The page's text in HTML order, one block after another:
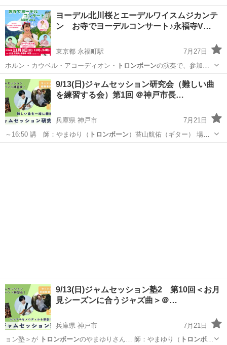
ヨーデル北川桜とエーデルワイスムジカンテ
ン お寺でヨーデルコンサート♪永福寺V…
東京都 永福町駅
7月27日
ホルン・カウベル・アコーディオン・ トロンボーンの演奏で、参加型
のステージが持ち味…
東京 杉並区 永福町駅 コンサート/ショー ヨーデル
9/13(日)ジャムセッション研究会（難しい曲
を練習する会）第1回 ＠神戸市長…
兵庫県 神戸市
7月21日
～16:50 講 師：やまゆり（ トロンボーン）苔山航佑（ギター） 場
所：S…
9/13(日)ジャムセッション塾2 第10回＜お月
見シーズンに合うジャズ曲＞＠…
兵庫県 神戸市
7月21日
ョン塾＞が
トロンボーンのやまゆりさん… 師：やまゆり（ トロンボー